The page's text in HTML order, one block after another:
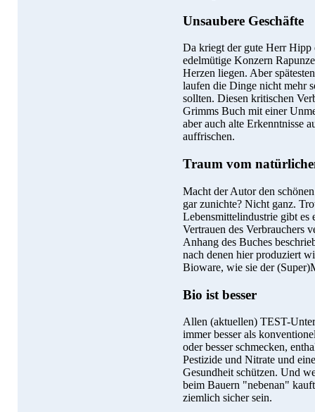
Unsaubere Geschäfte
Da kriegt der gute Herr Hipp
edelmütige Konzern
Herzen liegen. Aber
laufen die Dinge nicht mehr
sollten. Diesen kritischen
Grimms Buch mit einer
aber auch alte Erkenntnisse
auffrischen.
Traum vom
Macht der Autor den
gar zunichte? Nicht ganz.
Lebensmittelindustrie gibt es
Vertrauen des Verbrauchers
Anhang des Buches
nach denen hier produziert
Bioware, wie sie der
Bio ist besser
Allen (aktuellen) TEST-
immer besser als
oder besser schmecken,
Pestizide und Nitrate und
Gesundheit schützen. Und
beim Bauern "nebenan"
ziemlich sicher sein.